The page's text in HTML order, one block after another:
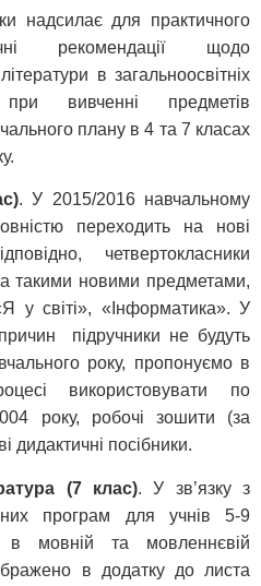
надсилає для практичного
рекомендації щодо
в загальноосвітніх
вивченні предметів
плану в 4 та 7 класах
. У 2015/2016 навчальному
переходить на нові
четвертокласники
такими новими предметами,
у світі», «Інформатика». У
підручники не будуть
року, пропонуємо в
використовувати по
року, робочі зошити (за
дидактичні посібники.
(7 клас). У зв’язку з
програм для учнів 5-9
в мовній та мовленнєвій
в додатку до листа